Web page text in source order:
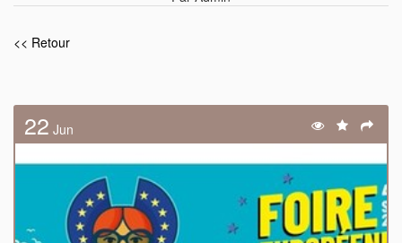
<< Retour
22 Jun